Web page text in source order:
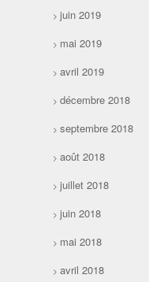
juin 2019
mai 2019
avril 2019
décembre 2018
septembre 2018
août 2018
juillet 2018
juin 2018
mai 2018
avril 2018